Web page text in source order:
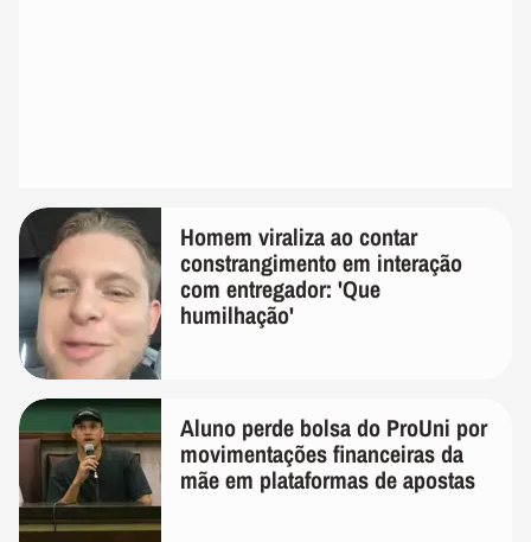
Homem viraliza ao contar
constrangimento em interação
com entregador: 'Que
humilhação'
Aluno perde bolsa do ProUni por
movimentações financeiras da
mãe em plataformas de apostas